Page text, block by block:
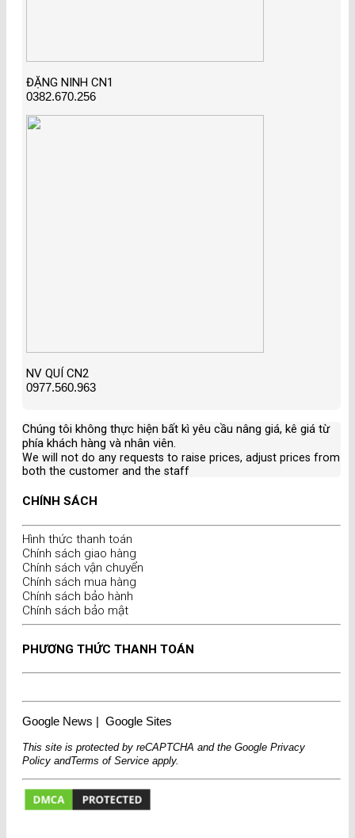
ĐẶNG NINH CN1
0382.670.256
NV QUÍ CN2
0977.560.963
Chúng tôi không thực hiện bất kì yêu cầu nâng giá, kê giá từ
phía khách hàng và nhân viên.
We will not do any requests to raise prices, adjust prices from
both the customer and the staff
CHÍNH SÁCH
Hình thức thanh toán
Chính sách giao hàng
Chính sách vận chuyển
Chính sách mua hàng
Chính sách bảo hành
Chính sách bảo mật
PHƯƠNG THỨC THANH TOÁN
Google News | Google Sites
This site is protected by reCAPTCHA and the Google Privacy
Policy andTerms of Service apply.